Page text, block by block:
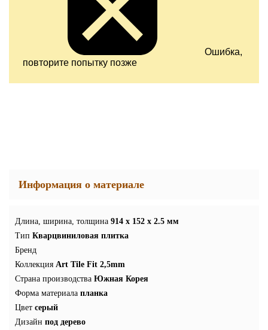
Ошибка,
повторите попытку позже
Информация о материале
Длина, ширина, толщина 914 x 152 x 2.5 мм
Тип Кварцвиниловая плитка
Бренд
Коллекция Art Tile Fit 2,5mm
Страна производства Южная Корея
Форма материала планка
Цвет серый
Дизайн под дерево